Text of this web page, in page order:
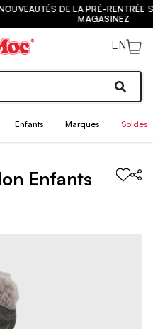
SONT ARRIVÉES ! |
EN
Enfants Marques Soldes
Enfants